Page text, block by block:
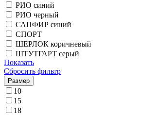
РИО синий
РИО черный
САПФИР синий
СПОРТ
ШЕРЛОК коричневый
ШТУТГАРТ серый
Показать
Сбросить фильтр
Размер
10
15
18